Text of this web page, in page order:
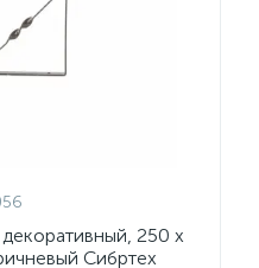
250 х
Сибртех